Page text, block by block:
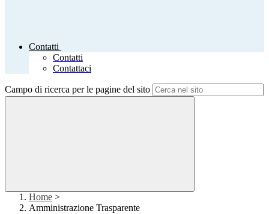
Contatti
Contatti
Contattaci
Campo di ricerca per le pagine del sito
Home >
Amministrazione Trasparente